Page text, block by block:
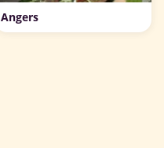
Angers